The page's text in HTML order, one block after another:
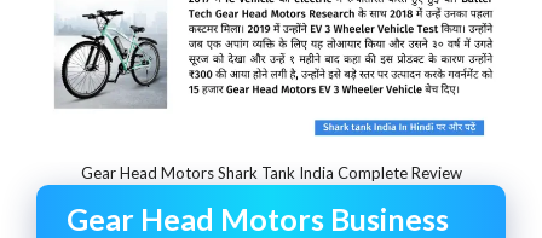
Gear Head Motors Shark Tank India Complete Review
Gear Head Motors Business